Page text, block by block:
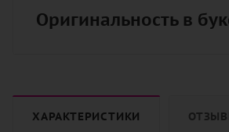
Оригинальность в
ХАРАКТЕРИСТИКИ